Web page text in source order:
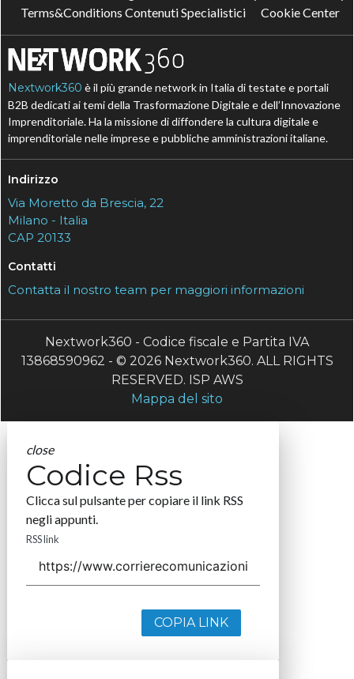
Terms&Conditions Contenuti Specialistici
Cookie Center
Nextwork360 è il più grande network in Italia di testate e portali
B2B dedicati ai temi della Trasformazione Digitale e dell’Innovazione
Imprenditoriale. Ha la missione di diffondere la cultura digitale e
imprenditoriale nelle imprese e pubbliche amministrazioni italiane.
Indirizzo
Via Moretto da Brescia, 22
Milano - Italia
CAP 20133
Contatti
Contatta il nostro team per maggiori informazioni
Nextwork360 - Codice fiscale e Partita IVA
13868590962 - © 2026 Nextwork360. ALL RIGHTS
RESERVED. ISP AWS
Mappa del sito
close
Codice Rss
Clicca sul pulsante per copiare il link RSS
negli appunti.
RSS link
COPIA LINK